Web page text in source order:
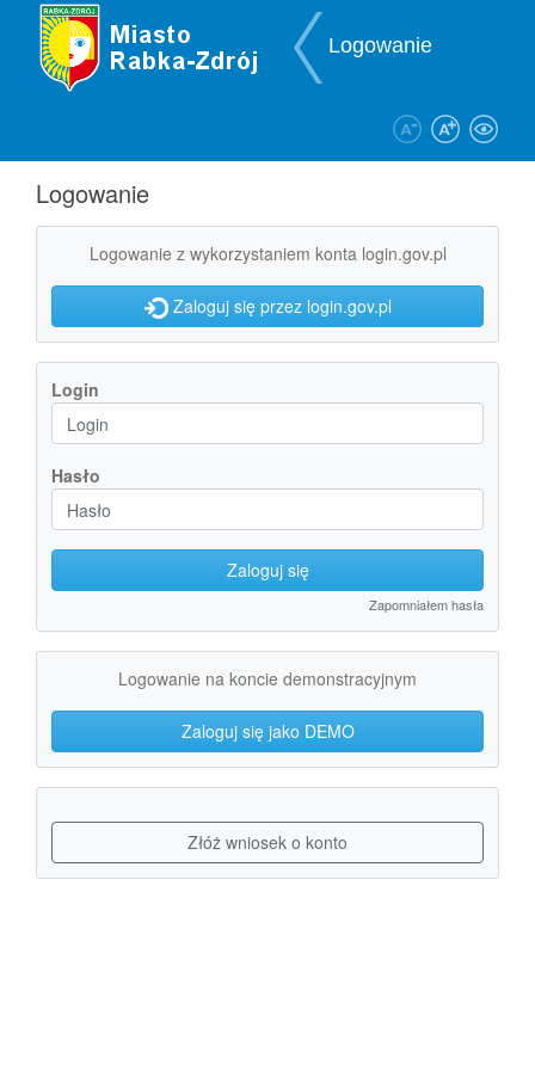
Przejdź do zawartości
Przejdź do menu ułatwień dostępu
Przejdź do mapy strony
Przejdź do deklaracji dostępności
Logowanie
Logowanie
Logowanie z wykorzystaniem konta login.gov.pl
Zaloguj się przez login.gov.pl
Login
Hasło
Zaloguj się
Zapomniałem hasła
Logowanie na koncie demonstracyjnym
Zaloguj się jako DEMO
Złóż wniosek o konto